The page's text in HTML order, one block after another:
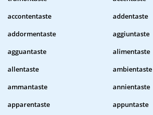
accontentaste
addentaste
addormentaste
aggiuntaste
agguantaste
alimentaste
allentaste
ambientaste
ammantaste
annientaste
apparentaste
appuntaste